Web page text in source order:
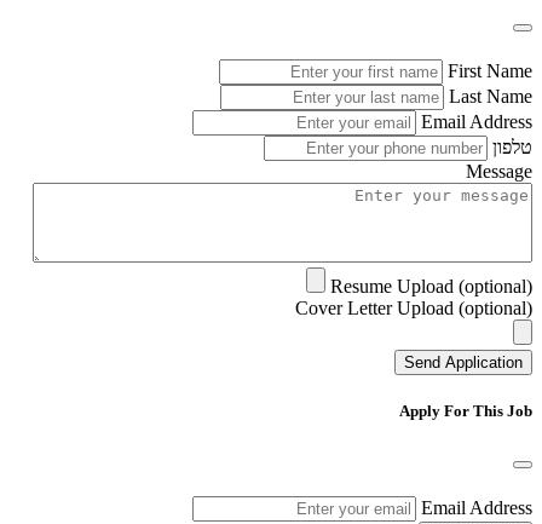
First Name
Last Name
Email Address
טלפון
Message
Resume Upload (optional)
Cover Letter Upload (optional)
Send Application
Apply For This Job
Email Address